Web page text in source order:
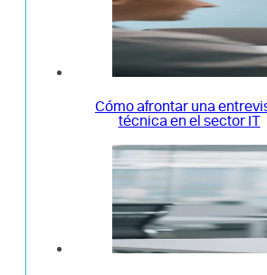
Cómo afrontar una
técnica en el sector IT